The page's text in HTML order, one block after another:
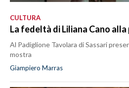
CULTURA
La fedeltà di Liliana Cano
Al Padiglione Tavolara di Sassari
mostra
Giampiero Marras